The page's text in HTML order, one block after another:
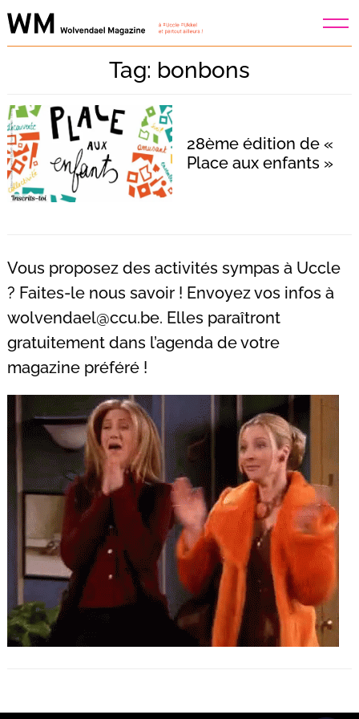
Skip
to
Tag: bonbons
28ème édition de «
Place aux enfants »
Vous proposez des activités sympas à Uccle
? Faites-le nous savoir ! Envoyez vos infos à
wolvendael@ccu.be. Elles paraîtront
gratuitement dans l’agenda de votre
magazine préféré !
Recherche
pour
: